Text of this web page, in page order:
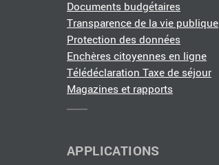
Documents budgétaires
Transparence de la vie publique
Protection des données
Enchères citoyennes en ligne
Télédéclaration Taxe de séjour
Magazines et rapports
APPLICATIONS